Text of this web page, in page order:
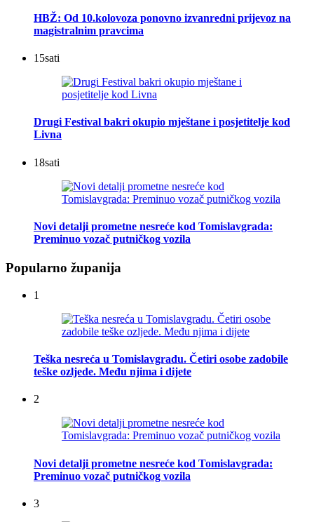
HBŽ: Od 10.kolovoza ponovno izvanredni prijevoz na
magistralnim pravcima
15sati
Drugi Festival bakri okupio mještane i posjetitelje kod
Livna
18sati
Novi detalji prometne nesreće kod Tomislavgrada:
Preminuo vozač putničkog vozila
Popularno županija
1
Teška nesreća u Tomislavgradu. Četiri osobe zadobile
teške ozljede. Među njima i dijete
2
Novi detalji prometne nesreće kod Tomislavgrada:
Preminuo vozač putničkog vozila
3